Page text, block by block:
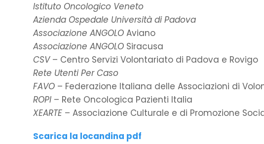
Istituto Oncologico Veneto
Azienda Ospedale Università di Padova
Associazione ANGOLO Aviano
Associazione ANGOLO Siracusa
CSV– Centro Servizi Volontariato di Padova e Rovigo
Rete Utenti Per Caso
FAVO – Federazione Italiana delle Associazioni di
ROPI – Rete Oncologica Pazienti Italia
XEARTE – Associazione Culturale e di Promozione
Scarica la locandina pdf